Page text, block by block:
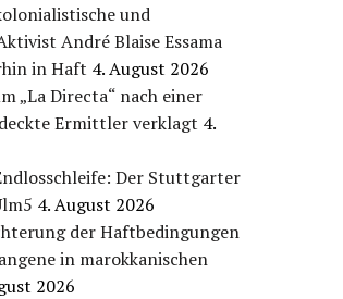
und
André Blaise Essama
in Haft 4. August 2026
„La Directa“ nach einer
Ermittler verklagt 4.
Der Stuttgarter
4. August 2026
der Haftbedingungen
in marokkanischen
2026